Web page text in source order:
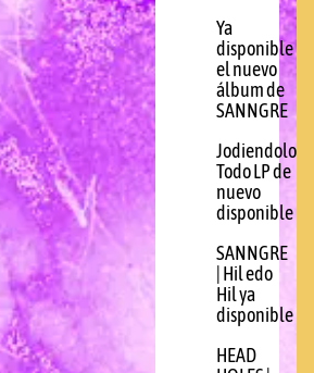
Ya
disponible
el nuevo
álbum de
SANNGRE
Jodiendolo
Todo LP de
nuevo
disponible
SANNGRE
| Hil edo
Hil ya
disponible
HEAD